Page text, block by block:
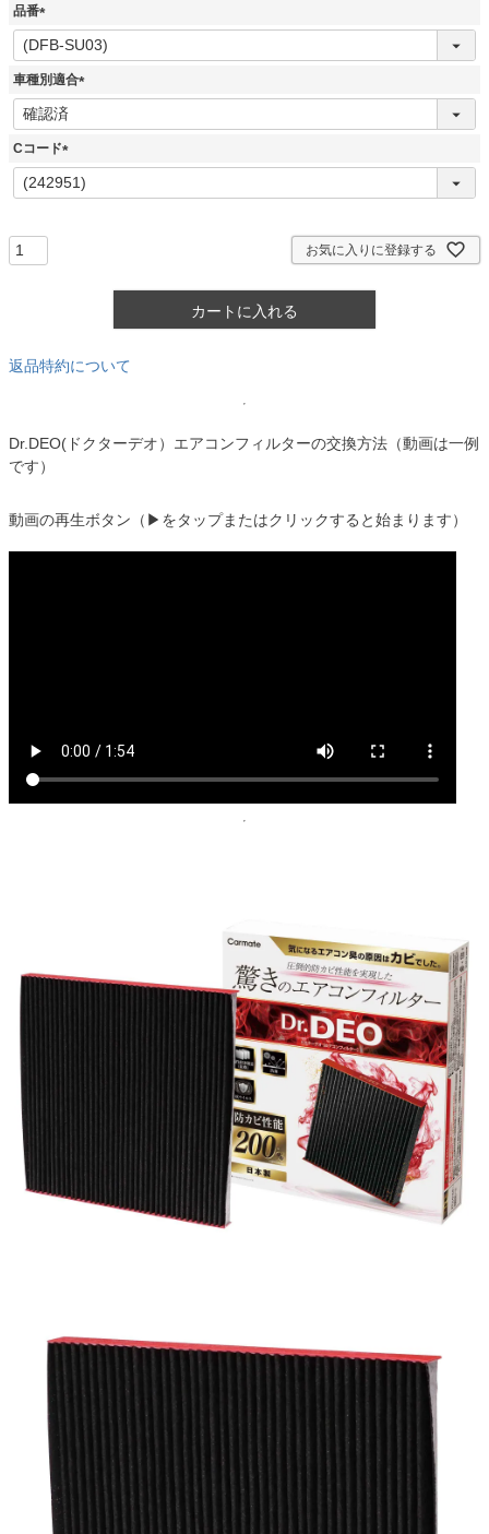
品番
(
必
須
車種別適合
(
Cコード
(
必
お気に入りに登録する
カートに入れる
返品特約について
Dr.DEO(ドクターデオ）エアコンフィルターの交換方法（動画は一例
です）
動画の再生ボタン（▶をタップまたはクリックすると始まります）